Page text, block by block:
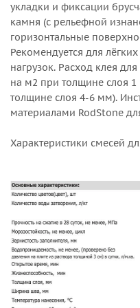
укладки и фиксации
камня (с рельефной
горизонтальные
Рекомендуется для
нагрузок. Расход клея
на м2 при толщине слоя
толщине слоя 4-6 мм).
материалами RodStone
Характеристики смесей